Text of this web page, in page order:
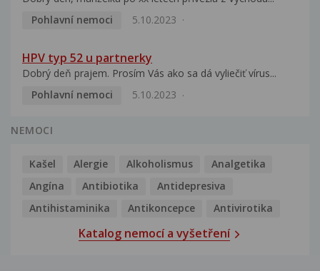
Pohlavní nemoci
5.10.2023
HPV typ 52 u partnerky
Dobrý deň prajem. Prosím Vás ako sa dá vyliečiť vírus...
Pohlavní nemoci
5.10.2023
NEMOCI
Kašel Alergie Alkoholismus
Analgetika
Angína
Antibiotika
Antidepresiva
Antihistaminika
Antikoncepce Antivirotika
Katalog nemocí a vyšetření